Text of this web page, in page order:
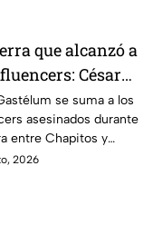
que alcanzó a
César
se suma a
asesinados
de
Mayiza
se suma a los
asesinados durante
entre Chapitos y
los casos
2026